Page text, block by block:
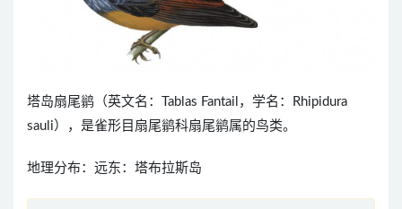
塔岛扇尾鹟（英文名：Tablas Fantail，学名：Rhipidura
sauli），是雀形目扇尾鹟科扇尾鹟属的鸟类。
地理分布：远东：塔布拉斯岛